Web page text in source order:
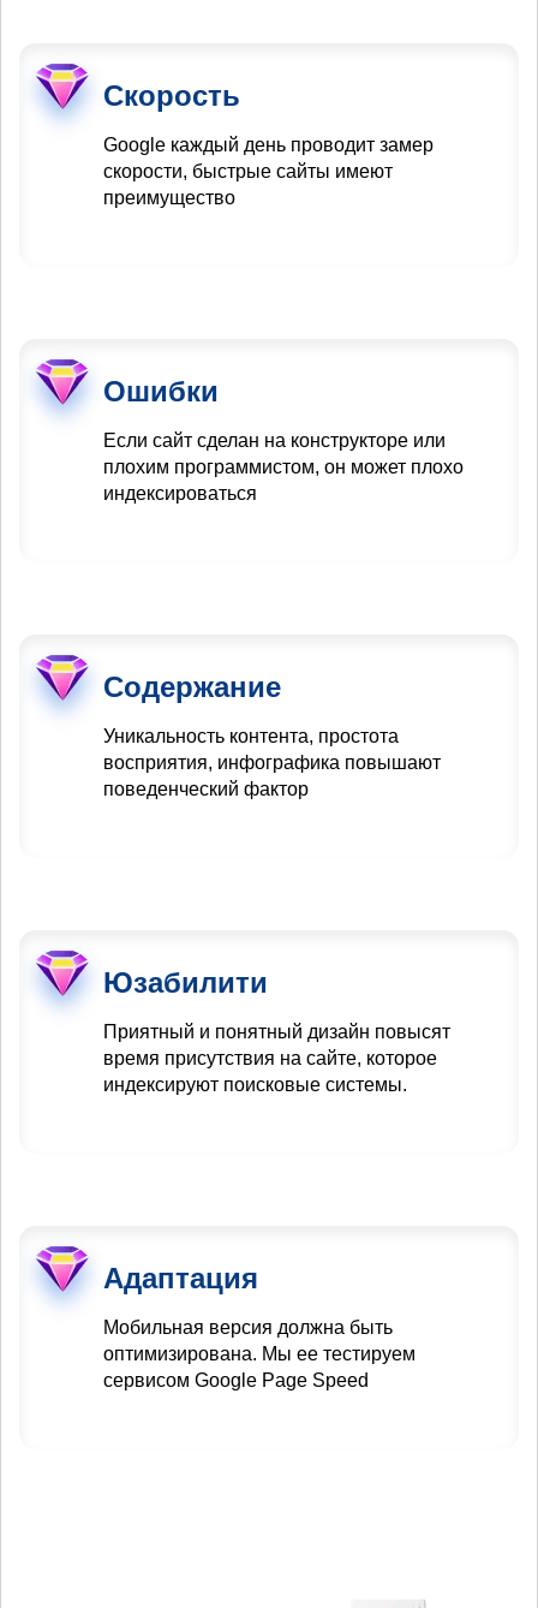
Скорость
Google каждый день проводит замер
скорости, быстрые сайты имеют
преимущество
Ошибки
Если сайт сделан на конструкторе или
плохим программистом, он может плохо
индексироваться
Содержание
Уникальность контента, простота
восприятия, инфографика повышают
поведенческий фактор
Юзабилити
Приятный и понятный дизайн повысят
время присутствия на сайте, которое
индексируют поисковые системы.
Адаптация
Мобильная версия должна быть
оптимизирована. Мы ее тестируем
сервисом Google Page Speed